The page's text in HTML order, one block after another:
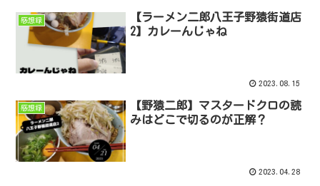
感想録
【ラーメン二郎八王子野猿街道店
2】カレーんじゃね
2023.08.15
感想録
【野猿二郎】マスタードクロの読
みはどこで切るのが正解？
2023.04.28